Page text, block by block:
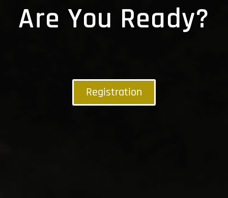
Are You Ready?
Registration